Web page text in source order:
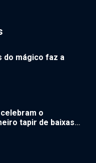
do mágico faz a
o
tapir de baixas
Reino Unido em 14